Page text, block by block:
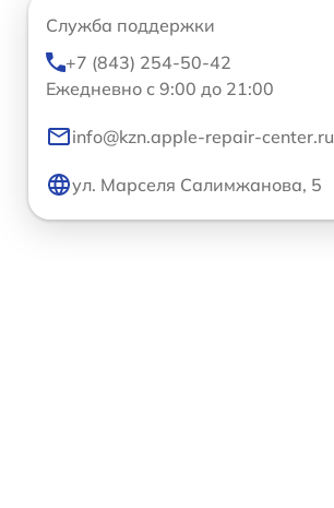
Служба поддержки
+7 (843) 254-50-42
Ежедневно с 9:00 до 21:00
info@kzn.apple-repair-center.ru
ул. Марселя Салимжанова, 5